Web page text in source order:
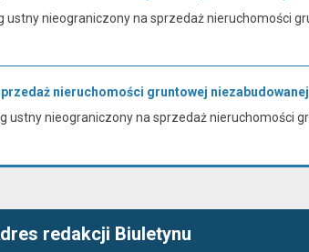
nieograniczony na sprzedaż nieruchomości
nieruchomości gruntowej
ustny nieograniczony na sprzedaż nieruchomości
redakcji Biuletynu